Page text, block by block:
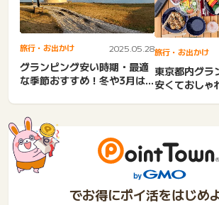
旅行・お出かけ 2025.05.28
グランピング安い時期・最適
な季節おすすめ！冬や3月は
値...
旅行・お出かけ
東京都内グラ
安くておしゃ
でお得にポイ活をはじめ